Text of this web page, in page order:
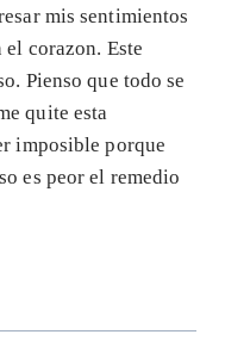
mis sentimientos
corazon. Este
Pienso que todo se
quite esta
imposible porque
es peor el remedio